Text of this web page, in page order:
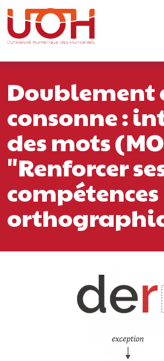
Passer au contenu
Navigation principale
Doublement
consonne :
des mots
"Renforcer
compétences